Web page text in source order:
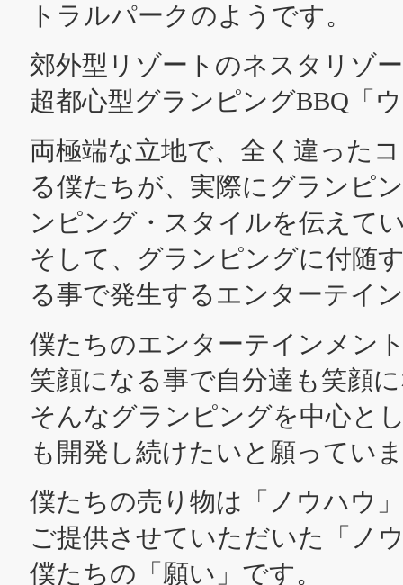
トラルパークのようです。
郊外型リゾートのネスタリゾ
超都心型グランピングBBQ「
両極端な立地で、全く違った
る僕たちが、実際にグランピ
ンピング・スタイルを伝えて
そして、グランピングに付随
る事で発生するエンターテイ
僕たちのエンターテインメン
笑顔になる事で自分達も笑顔
そんなグランピングを中心と
も開発し続けたいと願ってい
僕たちの売り物は「ノウハウ
ご提供させていただいた「ノ
僕たちの「願い」です。